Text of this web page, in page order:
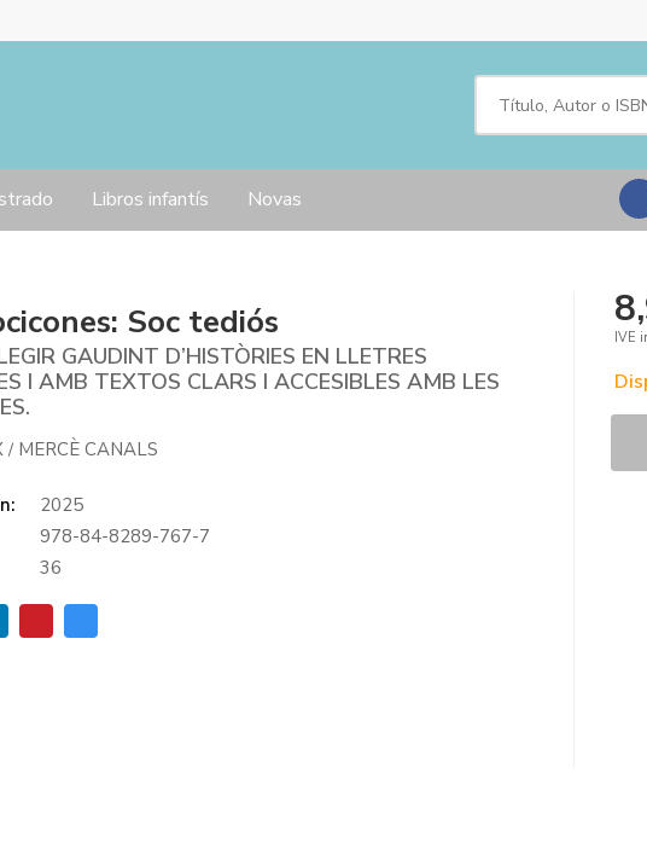
Libros infantís Novas
Soc tediós
GAUDINT D’HISTÒRIES EN LLETRES
I AMB TEXTOS CLARS I ACCESIBLES AMB LES
/ MERCÈ CANALS
2025
978-84-8289-767-7
36
IVE